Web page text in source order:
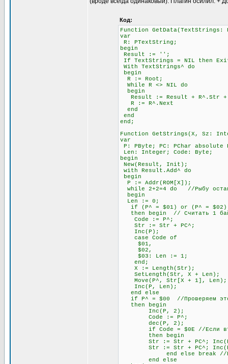
Код:
Function
var
R: PTextString;
begin
Result := '';
If TextStrings = NIL then
With TextStrings^ do
begin
R := Root;
While R <> NIL do
begin
Result := Result + R^.Str +
R := R^.Next
end
end
end;
Function GetStrings(X, Sz:
var
P: PByte; PC: PChar absolute
Len: Integer; Code: Byte;
begin
New(Result, Init);
with Result.Add^ do
begin
P := Addr(ROM[X]);
while 2+2=4 do //Рыбу
begin
Len := 0;
if (P^ = $01) or (P^ = $02)
then begin // Считать 1
Code := P^;
Str := Str + PC^;
Inc(P);
case Code of
$01,
$02,
$03: Len := 1;
end;
X := Length(Str);
SetLength(Str, X + Len);
Move(P^, Str[X + 1], Len);
Inc(P, Len);
end else
if P^ = $00 //Проверяем
then begin
Inc(P, 2);
Code := P^;
dec(P, 2);
if Code = $0E //Если второй
then begin
Str := Str + PC^;
Str := Str + PC^;
end else break //Если
end else